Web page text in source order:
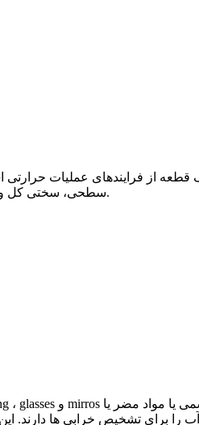
سطحی، سختی کل و یا انعطاف پذیری آن می شود.)- برای صحت عملیات حرارتی از روش های تست غیر مخرب استفاده می شود.